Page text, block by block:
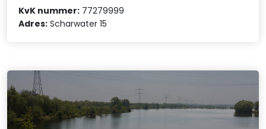
KvK nummer: 77279999
Adres: Scharwater 15